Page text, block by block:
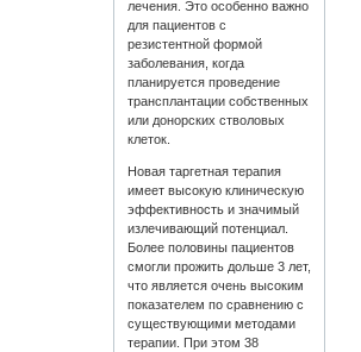
лечения. Это особенно важно
для пациентов с
резистентной формой
заболевания, когда
планируется проведение
трансплантации собственных
или донорских стволовых
клеток.
Новая таргетная терапия
имеет высокую клиническую
эффективность и значимый
излечивающий потенциал.
Более половины пациентов
смогли прожить дольше 3 лет,
что является очень высоким
показателем по сравнению с
существующими методами
терапии. При этом 38